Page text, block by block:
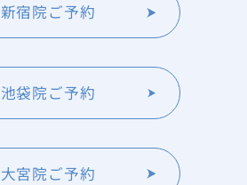
新宿院ご予約
池袋院ご予約
大宮院ご予約